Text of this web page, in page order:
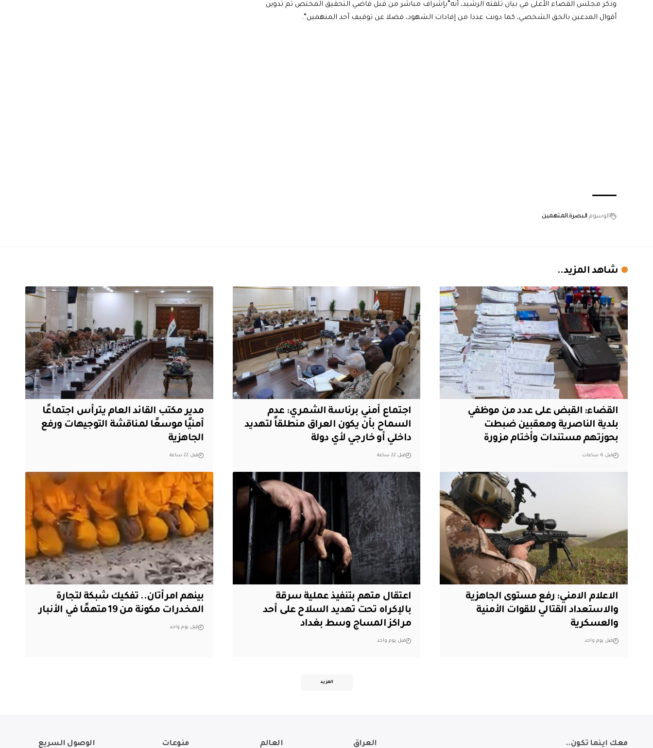
وذكر مجلس القضاء الأعلى في بيان تلقته الرشيد، أنه”بإشراف مباشر من قبل قاضي التحقيق المختص تم تدوين
أقوال المدعين بالحق الشخصي، كما دونت عددا من إفادات الشهود، فضلا عن توقيف أحد المتهمين”.
الوسوم البصرة المتهمين
شاهد المزيد..
القضاء: القبض على عدد من موظفي
بلدية الناصرية ومعقبين ضبطت
بحوزتهم مستندات وأختام مزورة
قبل 6 ساعات
اجتماع أمني برئاسة الشمري: عدم
السماح بأن يكون العراق منطلقاً لتهديد
داخلي أو خارجي لأي دولة
قبل 22 ساعة
مدير مكتب القائد العام يترأس اجتماعًا
أمنيًا موسعًا لمناقشة التوجيهات ورفع
الجاهزية
قبل 22 ساعة
الاعلام الامني: رفع مستوى الجاهزية
والاستعداد القتالي للقوات الأمنية
والعسكرية
قبل يوم واحد
اعتقال متهم بتنفيذ عملية سرقة
بالإكراه تحت تهديد السلاح على أحد
مراكز المساج وسط بغداد
قبل يوم واحد
بينهم امرأتان.. تفكيك شبكة لتجارة
المخدرات مكونة من 19 متهمًا في الأنبار
قبل يوم واحد
المزيد
معك اينما تكون.. العراق العالم منوعات الوصول السريع